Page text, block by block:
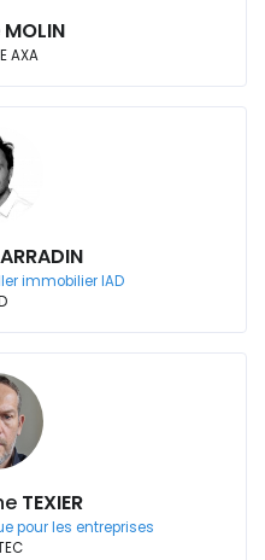
MOLIN
AXA
immobilier IAD
TEXIER
pour les entreprises